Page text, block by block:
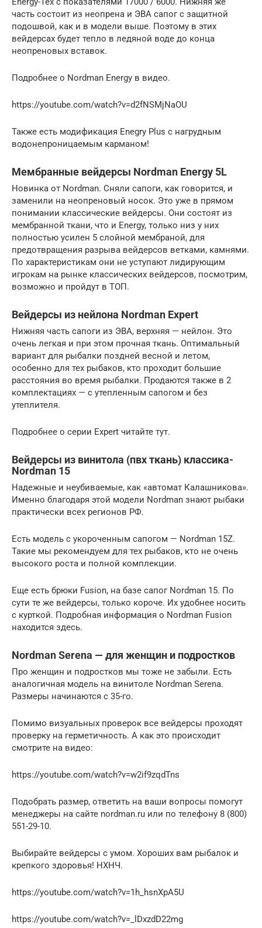
часть состоит из неопрена и ЭВА сапог с защитной
подошвой, как и в модели выше. Поэтому в этих
вейдерсах будет тепло в ледяной воде до конца
неопреновых вставок.
Подробнее о Nordman Energy в видео.
https://youtube.com/watch?v=d2fNSMjNaOU
Также есть модификация Enegry Plus с нагрудным
водонепроницаемым карманом!
Мембранные вейдерсы Nordman Energy 5L
Новинка от Nordman. Сняли сапоги, как говорится, и
заменили на неопреновый носок. Это уже в прямом
понимании классические вейдерсы. Они состоят из
мембранной ткани, что и Energy, только низ у них
полностью усилен 5 слойной мембраной, для
предотвращения разрыва вейдерсов ветками, камнями.
По характеристикам они не уступают лидирующим
игрокам на рынке классических вейдерсов, посмотрим,
возможно и пройдут в ТОП.
Вейдерсы из нейлона Nordman Expert
Нижняя часть сапоги из ЭВА, верхняя — нейлон. Это
очень легкая и при этом прочная ткань. Оптимальный
вариант для рыбалки поздней весной и летом,
особенно для тех рыбаков, кто проходит большие
расстояния во время рыбалки. Продаются также в 2
комплектациях — с утепленным сапогом и без
утеплителя.
Подробнее о серии Expert читайте тут.
Вейдерсы из винитола (пвх ткань) классика-
Nordman 15
Надежные и неубиваемые, как «автомат Калашникова».
Именно благодаря этой модели Nordman знают рыбаки
практически всех регионов РФ.
Есть модель с укороченным сапогом — Nordman 15Z.
Такие мы рекомендуем для тех рыбаков, кто не очень
высокого роста и полной комплекции.
Еще есть брюки Fusion, на базе сапог Nordman 15. По
сути те же вейдерсы, только короче. Их удобнее носить
с курткой. Подробная информация о Nordman Fusion
находится здесь.
Nordman Serena — для женщин и подростков
Про женщин и подростков мы тоже не забыли. Есть
аналогичная модель на винитоле Nordman Serena.
Размеры начинаются с 35-го.
Помимо визуальных проверок все вейдерсы проходят
проверку на герметичность. А как это происходит
смотрите на видео:
https://youtube.com/watch?v=w2if9zqdTns
Подобрать размер, ответить на ваши вопросы помогут
менеджеры на сайте nordman.ru или по телефону 8 (800)
551-29-10.
Выбирайте вейдерсы с умом. Хороших вам рыбалок и
крепкого здоровья! НХНЧ.
https://youtube.com/watch?v=1h_hsnXpA5U
https://youtube.com/watch?v=_lDxzdD22mg